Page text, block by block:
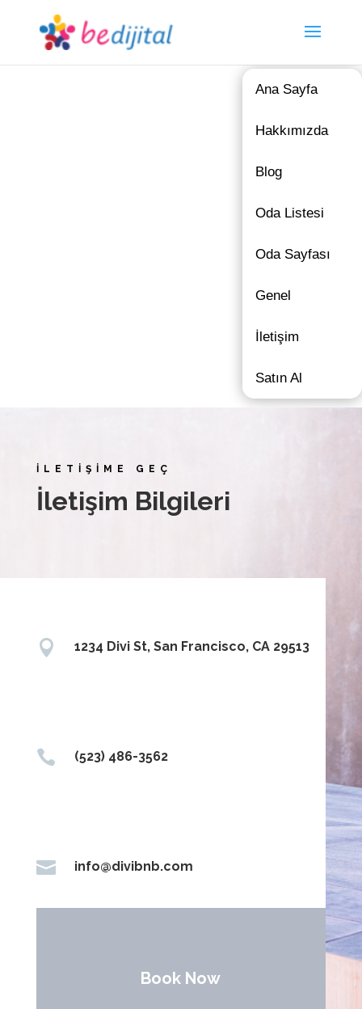
Ana Sayfa
Hakkımızda
Blog
Oda Listesi
Oda Sayfası
Genel
İletişim
Satın Al
İLETİŞİME GEÇ
İletişim Bilgileri
 1234 Divi St, San Francisco, CA 29513
 (523) 486-3562
 info@divibnb.com
Book Now